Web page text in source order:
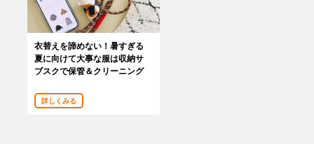
衣替えを諦めない！暑すぎる
夏に向けて大事な服は収納サ
ブスクで保管＆クリーニング
詳しくみる